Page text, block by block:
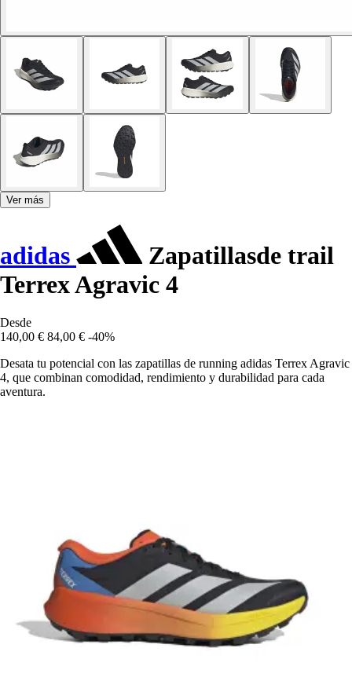
Ver más
adidas
Zapatillasde trail
Terrex Agravic 4
Desde
140,00 € 84,00 € -40%
Desata tu potencial con las zapatillas de running adidas Terrex Agravic
4, que combinan comodidad, rendimiento y durabilidad para cada
aventura.